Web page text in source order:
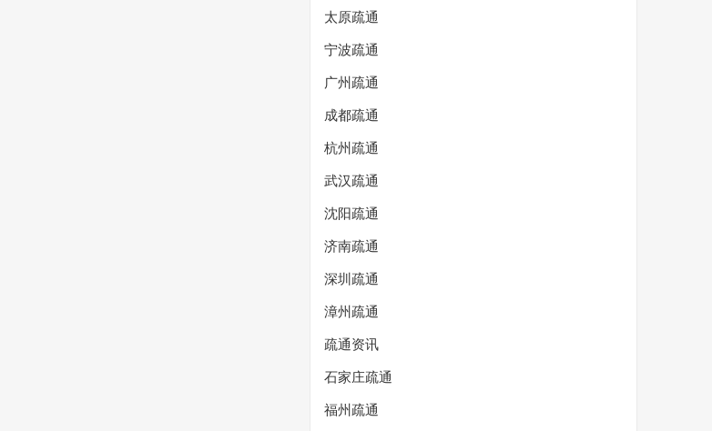
太原疏通
宁波疏通
广州疏通
成都疏通
杭州疏通
武汉疏通
沈阳疏通
济南疏通
深圳疏通
漳州疏通
疏通资讯
石家庄疏通
福州疏通